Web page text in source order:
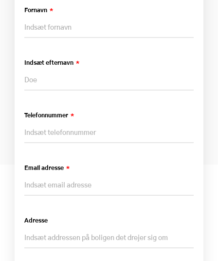
Fornavn
Indsæt efternavn
Telefonnummer
Email adresse
Adresse